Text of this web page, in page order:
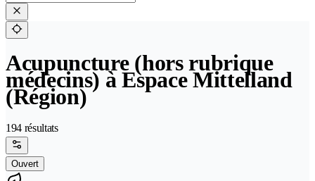
Acupuncture (hors rubrique
médecins) à Espace Mittelland
(Région)
194 résultats
Ouvert